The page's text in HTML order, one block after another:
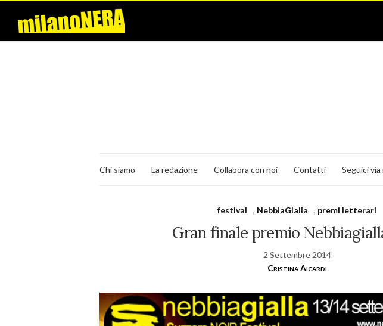
Chi siamo La redazione Collabora con noi Contatti Seguici via
festival , NebbiaGialla , premi letterari
Gran finale premio
2 Settembre 2014
Cristina Aicardi